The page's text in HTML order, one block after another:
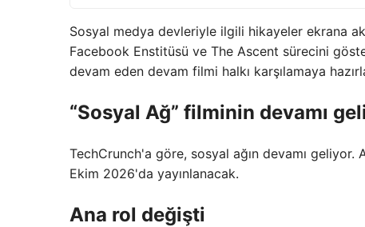
Sosyal medya devleriyle ilgili hikayeler ekrana
Facebook Enstitüsü ve The Ascent sürecini
devam eden devam filmi halkı karşılamaya
“Sosyal Ağ” filminin devamı
TechCrunch'a göre, sosyal ağın devamı geliyor.
Ekim 2026'da yayınlanacak.
Ana rol değişti